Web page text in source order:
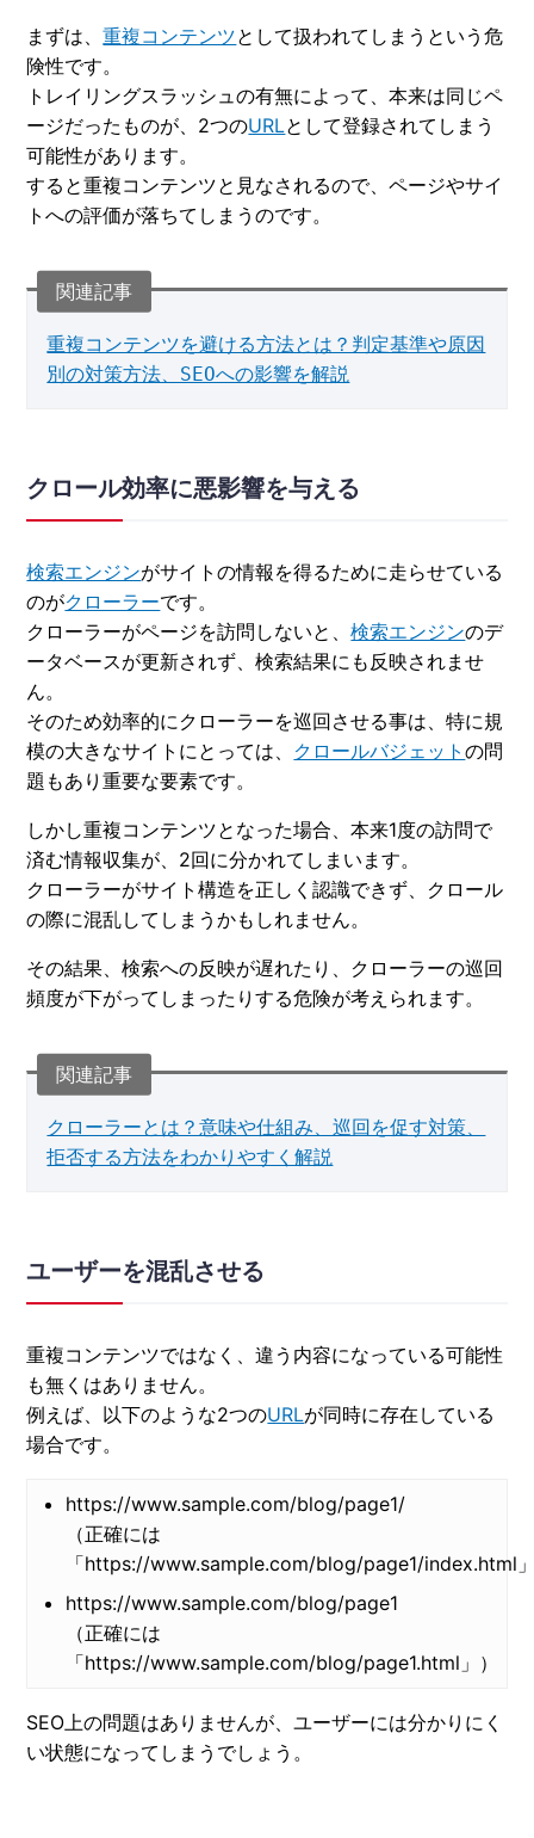
まずは、重複コンテンツとして扱われてしまうという危
険性です。
トレイリングスラッシュの有無によって、本来は同じペ
ージだったものが、2つのURLとして登録されてしまう
可能性があります。
すると重複コンテンツと見なされるので、ページやサイ
トへの評価が落ちてしまうのです。
重複コンテンツを避ける方法とは？判定基準や原因
別の対策方法、SEOへの影響を解説
クロール効率に悪影響を与える
検索エンジンがサイトの情報を得るために走らせている
のがクローラーです。
クローラーがページを訪問しないと、検索エンジンのデ
ータベースが更新されず、検索結果にも反映されませ
ん。
そのため効率的にクローラーを巡回させる事は、特に規
模の大きなサイトにとっては、 クロールバジェットの問
題もあり重要な要素です。
しかし重複コンテンツとなった場合、本来1度の訪問で
済む情報収集が、2回に分かれてしまいます。
クローラーがサイト構造を正しく認識できず、クロール
の際に混乱してしまうかもしれません。
その結果、検索への反映が遅れたり、クローラーの巡回
頻度が下がってしまったりする危険が考えられます。
クローラーとは？意味や仕組み、巡回を促す対策、
拒否する方法をわかりやすく解説
ユーザーを混乱させる
重複コンテンツではなく、違う内容になっている可能性
も無くはありません。
例えば、以下のような2つのURLが同時に存在している
場合です。
https://www.sample.com/blog/page1/
（正確には
「https://www.sample.com/blog/page1/index.html
https://www.sample.com/blog/page1
（正確には
「https://www.sample.com/blog/page1.html」）
SEO上の問題はありませんが、ユーザーには分かりにく
い状態になってしまうでしょう。